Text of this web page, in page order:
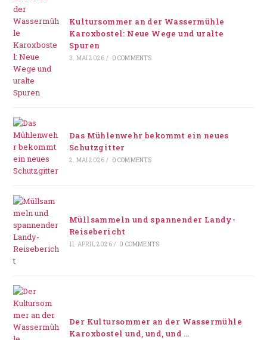
Kultursommer an der Wassermühle
Karoxbostel: Neue Wege und uralte
Spuren
3. MAI 2026 / 0 COMMENTS
Das Mühlenwehr bekommt ein neues
Schutzgitter
2. MAI 2026 / 0 COMMENTS
Müllsammeln und spannender Landy-
Reisebericht
11. APRIL 2026 / 0 COMMENTS
Der Kultursommer an der Wassermühle
Karoxbostel und, und, und …